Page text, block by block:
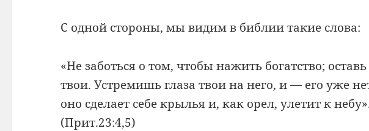
С одной стороны, мы видим в библии такие слова:
«Не заботься о том, чтобы нажить богатство;
твои. Устремишь глаза твои на него, и — его уже
оно сделает себе крылья и, как орел, улетит к
(Прит.23:4,5)